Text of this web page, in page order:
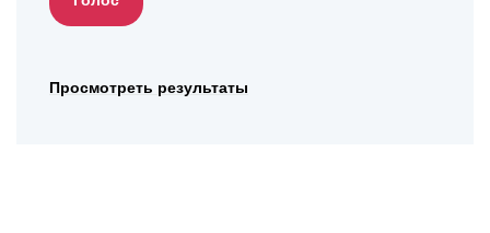
Просмотреть результаты